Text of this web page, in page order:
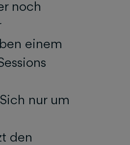
noch
einem
nur um
den